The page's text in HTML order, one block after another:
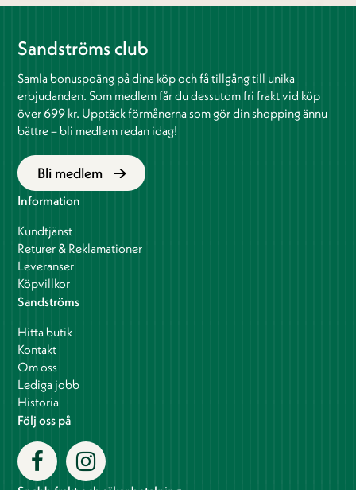
Sandströms club
Samla bonuspoäng på dina köp och få tillgång till unika
erbjudanden. Som medlem får du dessutom fri frakt vid köp
över 699 kr. Upptäck förmånerna som gör din shopping ännu
bättre – bli medlem redan idag!
Bli medlem
Information
Kundtjänst
Returer & Reklamationer
Leveranser
Köpvillkor
Sandströms
Hitta butik
Kontakt
Om oss
Lediga jobb
Historia
Följ oss på